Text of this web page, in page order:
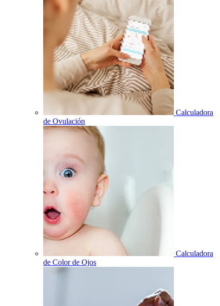
Calculadora
de Ovulación
Calculadora
de Color de Ojos